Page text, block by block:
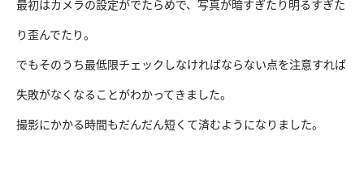
最初はカメラの設定がでたらめで、写真が暗すぎたり明るすぎた
り歪んでたり。
でもそのうち最低限チェックしなければならない点を注意すれば
失敗がなくなることがわかってきました。
撮影にかかる時間もだんだん短くて済むようになりました。